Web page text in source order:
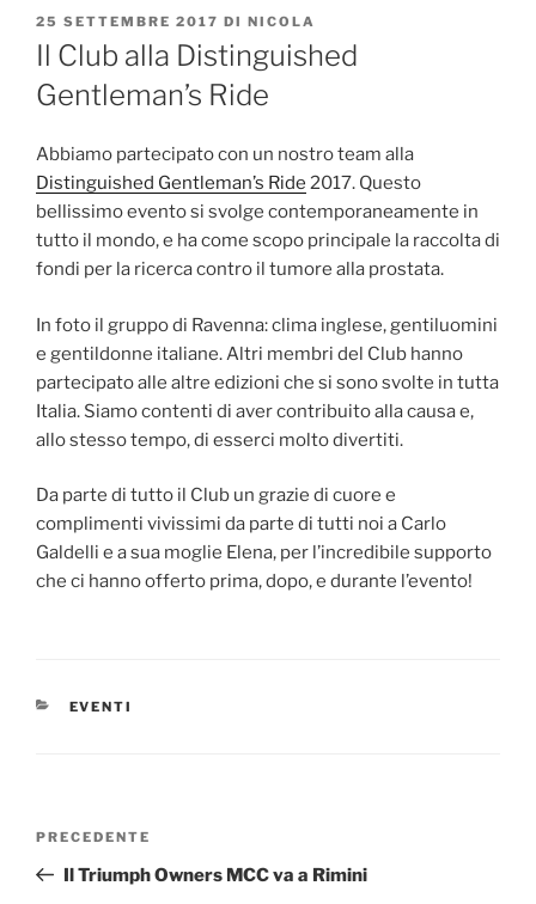
PUBBLICATO
IL
25 SETTEMBRE 2017 DI NICOLA
Il Club alla Distinguished
Gentleman’s Ride
Abbiamo partecipato con un nostro team alla
Distinguished Gentleman’s Ride 2017. Questo
bellissimo evento si svolge contemporaneamente in
tutto il mondo, e ha come scopo principale la raccolta di
fondi per la ricerca contro il tumore alla prostata.
In foto il gruppo di Ravenna: clima inglese, gentiluomini
e gentildonne italiane. Altri membri del Club hanno
partecipato alle altre edizioni che si sono svolte in tutta
Italia. Siamo contenti di aver contribuito alla causa e,
allo stesso tempo, di esserci molto divertiti.
Da parte di tutto il Club un grazie di cuore e
complimenti vivissimi da parte di tutti noi a Carlo
Galdelli e a sua moglie Elena, per l’incredibile supporto
che ci hanno offerto prima, dopo, e durante l’evento!
CATEGORIE
EVENTI
Articolo
precedente:
PRECEDENTE
Il Triumph Owners MCC va a Rimini